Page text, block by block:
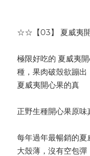
☆☆【03】 夏威夷
極限好吃的 夏威夷
種，果肉破殼欲蹦出
夏威夷開心果的真
正野生種開心果原味
每年過年最暢銷的夏
大殼薄，沒有空包彈